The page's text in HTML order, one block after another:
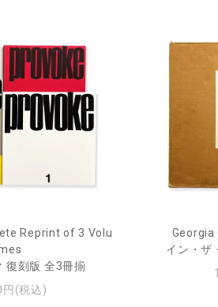
Reprint of 3 Volu
復刻版 全3冊揃
円(税込)
Georgia
イン・ザ